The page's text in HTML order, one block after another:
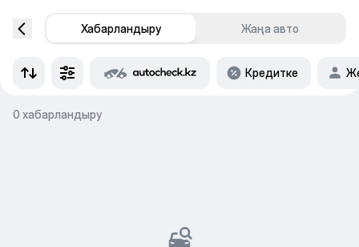
Хабарландыру Жаңа авто
Кредитке
0 хабарландыру